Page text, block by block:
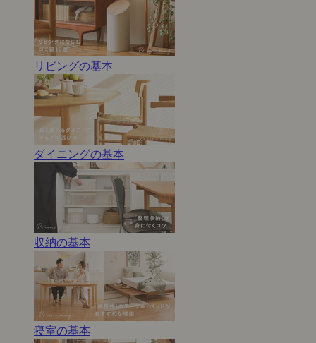
リビングの基本
ダイニングの基本
収納の基本
寝室の基本